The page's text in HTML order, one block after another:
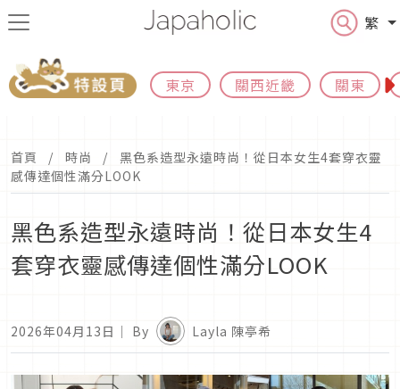
繁
東京 關西近畿 關東
首頁 時尚
黑色系造型永遠時尚！從日本女生4套穿衣靈
感傳達個性滿分LOOK
黑色系造型永遠時尚！從日本女生4
套穿衣靈感傳達個性滿分LOOK
2026年04月13日 ｜ By Layla 陳亭希